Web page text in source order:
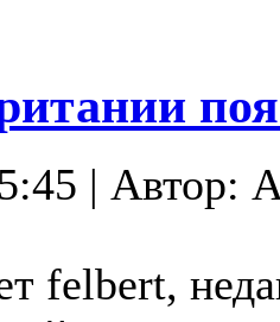
| Автор:
felbert,